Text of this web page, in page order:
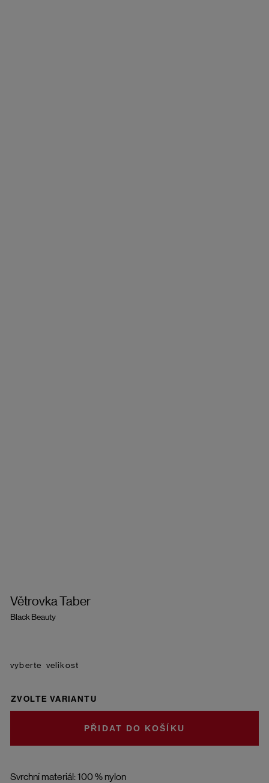
Větrovka Taber
Black Beauty
Svrchní materiál: 100 % nylon
velikost
ZVOLTE VARIANTU
DO KOŠÍKU